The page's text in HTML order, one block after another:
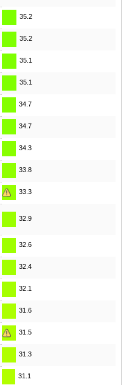
35.2
35.2
35.1
35.1
34.7
34.7
34.3
33.8
33.3
32.9
32.6
32.4
32.1
31.6
31.5
31.3
31.1